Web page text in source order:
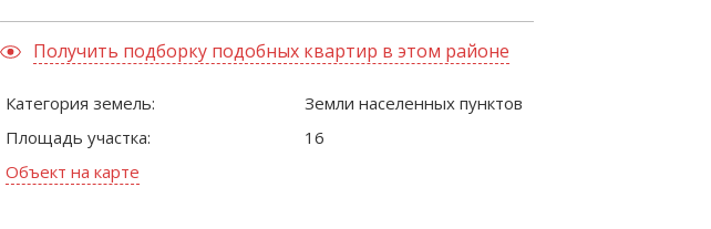
Получить подборку подобных квартир в этом районе
Категория земель:
Земли населенных пунктов
Площадь участка:
16
Объект на карте